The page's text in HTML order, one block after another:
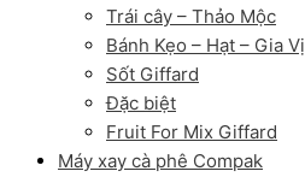
Trái cây – Thảo Mộc
Bánh Kẹo – Hạt – Gia Vị
Sốt Giffard
Đặc biệt
Fruit For Mix Giffard
Máy xay cà phê Compak